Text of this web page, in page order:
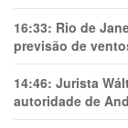
16:33: Rio de
previsão de
14:46: Jurista
autoridade de